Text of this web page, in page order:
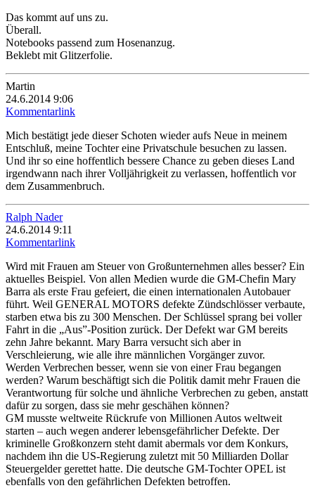
Das kommt auf uns zu.
Überall.
Notebooks passend zum Hosenanzug.
Beklebt mit Glitzerfolie.
Martin
24.6.2014 9:06
Kommentarlink
Mich bestätigt jede dieser Schoten wieder aufs Neue in meinem
Entschluß, meine Tochter eine Privatschule besuchen zu lassen.
Und ihr so eine hoffentlich bessere Chance zu geben dieses Land
irgendwann nach ihrer Volljährigkeit zu verlassen, hoffentlich vor
dem Zusammenbruch.
Ralph Nader
24.6.2014 9:11
Kommentarlink
Wird mit Frauen am Steuer von Großunternehmen alles besser? Ein
aktuelles Beispiel. Von allen Medien wurde die GM-Chefin Mary
Barra als erste Frau gefeiert, die einen internationalen Autobauer
führt. Weil GENERAL MOTORS defekte Zündschlösser verbaute,
starben etwa bis zu 300 Menschen. Der Schlüssel sprang bei voller
Fahrt in die „Aus”-Position zurück. Der Defekt war GM bereits
zehn Jahre bekannt. Mary Barra versucht sich aber in
Verschleierung, wie alle ihre männlichen Vorgänger zuvor.
Werden Verbrechen besser, wenn sie von einer Frau begangen
werden? Warum beschäftigt sich die Politik damit mehr Frauen die
Verantwortung für solche und ähnliche Verbrechen zu geben, anstatt
dafür zu sorgen, dass sie mehr geschähen können?
GM musste weltweite Rückrufe von Millionen Autos weltweit
starten – auch wegen anderer lebensgefährlicher Defekte. Der
kriminelle Großkonzern steht damit abermals vor dem Konkurs,
nachdem ihn die US-Regierung zuletzt mit 50 Milliarden Dollar
Steuergelder gerettet hatte. Die deutsche GM-Tochter OPEL ist
ebenfalls von den gefährlichen Defekten betroffen.